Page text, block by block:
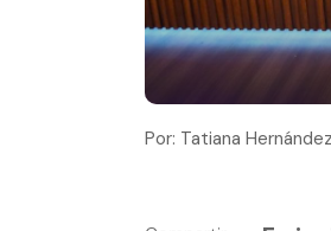
Por: Tatiana Hernández